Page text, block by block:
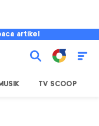
artikel
TV SCOOP